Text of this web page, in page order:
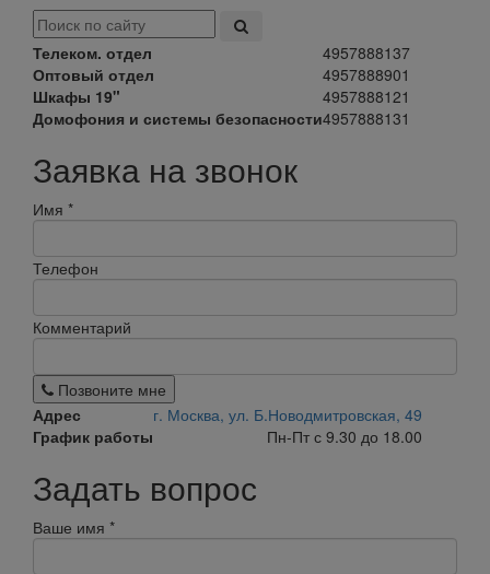
Телеком. отдел
4957888137
Оптовый отдел
4957888901
Шкафы 19"
4957888121
Домофония и системы безопасности4957888131
Заявка на звонок
Имя *
Телефон
Комментарий
Позвоните мне
Адрес
г. Москва, ул. Б.Новодмитровская, 49
График работы
Пн-Пт с 9.30 до 18.00
Задать вопрос
Ваше имя *